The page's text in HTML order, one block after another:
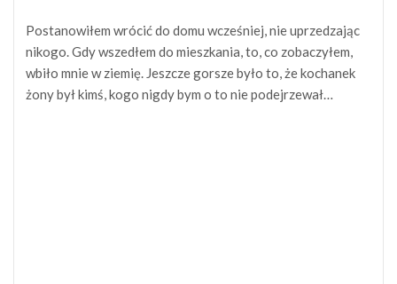
Postanowiłem wrócić do domu wcześniej, nie uprzedzając
nikogo. Gdy wszedłem do mieszkania, to, co zobaczyłem,
wbiło mnie w ziemię. Jeszcze gorsze było to, że kochanek
żony był kimś, kogo nigdy bym o to nie podejrzewał…